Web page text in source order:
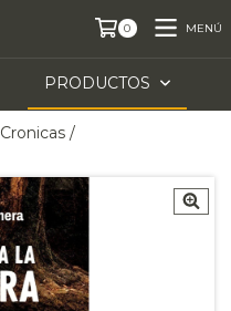
0 MENÚ
PRODUCTOS
Cronicas /